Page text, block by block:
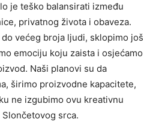
je teško balansirati između
privatnog života i obaveza.
većeg broja ljudi, sklopimo još
emociju koju zaista i osjećamo
Naši planovi su da
širimo proizvodne kapacitete,
ne izgubimo ovu kreativnu
srca.